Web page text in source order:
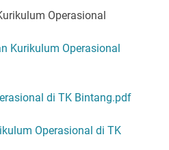
Operasional
Kurikulum Operasional
di TK Bintang.pdf
Operasional di TK